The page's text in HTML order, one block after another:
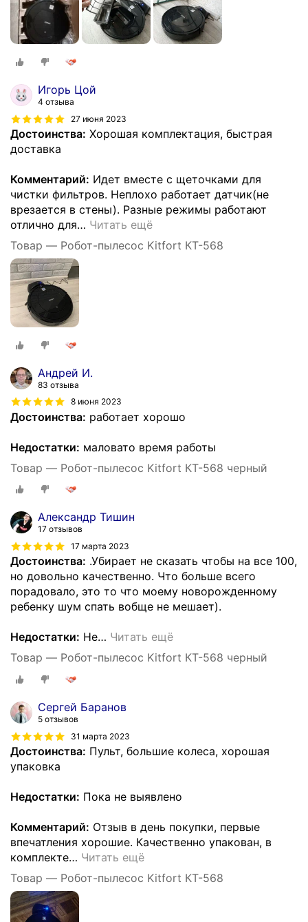
Игорь Цой
4 отзыва
27 июня 2023
Достоинства: Хорошая комплектация, быстрая
доставка
Комментарий: Идет вместе с щеточками для
чистки фильтров. Неплохо работает датчик(не
врезается в стены). Разные режимы работают
отлично для… Читать ещё
Товар — Робот-пылесос Kitfort КТ-568
Андрей И.
83 отзыва
8 июня 2023
Достоинства: работает хорошо
Недостатки: маловато время работы
Товар — Робот-пылесос Kitfort КТ-568 черный
Александр Тишин
17 отзывов
17 марта 2023
Достоинства: .Убирает не сказать чтобы на все 100,
но довольно качественно. Что больше всего
порадовало, это то что моему новорожденному
ребенку шум спать вобще не мешает).
Недостатки: Не… Читать ещё
Товар — Робот-пылесос Kitfort КТ-568 черный
Сергей Баранов
5 отзывов
31 марта 2023
Достоинства: Пульт, большие колеса, хорошая
упаковка
Недостатки: Пока не выявлено
Комментарий: Отзыв в день покупки, первые
впечатления хорошие. Качественно упакован, в
комплекте… Читать ещё
Товар — Робот-пылесос Kitfort КТ-568